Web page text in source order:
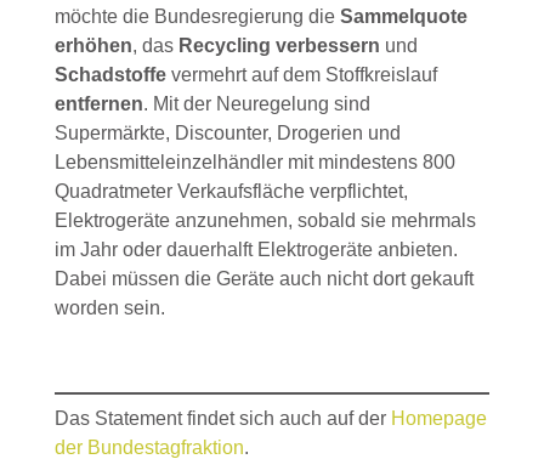
möchte die Bundesregierung die Sammelquote
erhöhen, das Recycling verbessern und
Schadstoffe vermehrt auf dem Stoffkreislauf
entfernen. Mit der Neuregelung sind
Supermärkte, Discounter, Drogerien und
Lebensmitteleinzelhändler mit mindestens 800
Quadratmeter Verkaufsfläche verpflichtet,
Elektrogeräte anzunehmen, sobald sie mehrmals
im Jahr oder dauerhalft Elektrogeräte anbieten.
Dabei müssen die Geräte auch nicht dort gekauft
worden sein.
Das Statement findet sich auch auf der Homepage
der Bundestagfraktion.